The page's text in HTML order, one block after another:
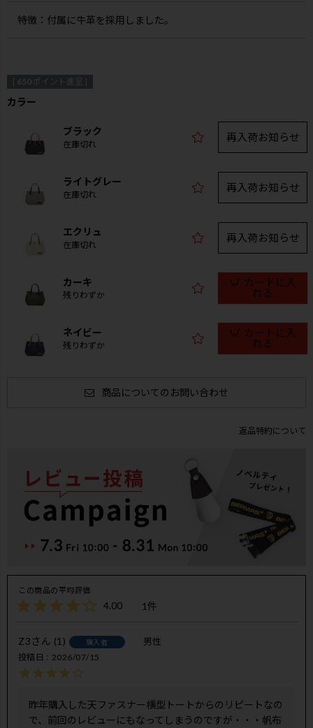
特徴 ：付属に牛革を採用しました。
[ 650 ポイント進呈 ]
カラー
ブラック
在庫切れ
再入荷お知らせ
ライトグレー
在庫切れ
再入荷お知らせ
エクリュ
在庫切れ
再入荷お知らせ
カーキ
残りわずか
カートに入
れる
ネイビー
残りわずか
カートに入
れる
商品についてのお問い合わせ
返品特約について
4.00 1
Z3 1 購入者 男性
投稿日 2026/07/15
昨年購入した天ファスナー横型トートからのリピートなの
で、前回のレビューにもなってしまうのですが・・・帆布